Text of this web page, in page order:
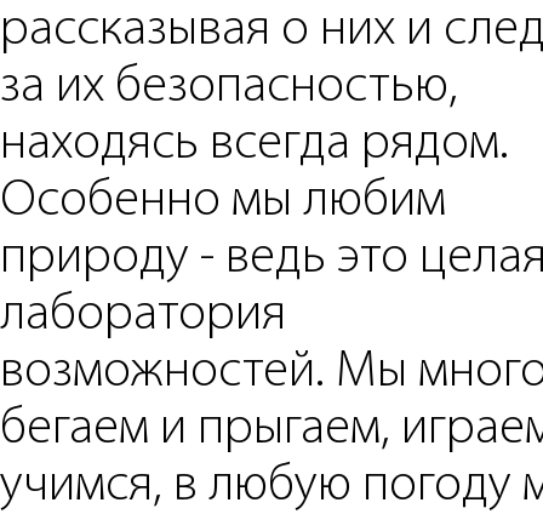
рассказывая о них и
за их безопасностью,
находясь всегда рядом.
Особенно мы любим
природу - ведь это
лаборатория
возможностей. Мы
бегаем и прыгаем,
учимся, в любую погоду